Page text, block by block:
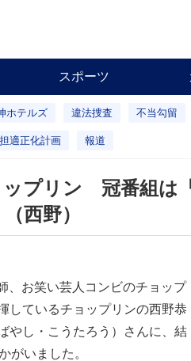
スポーツ
ホテルズ 違法捜査 不当勾留
適正化計画 報道
プリン 冠番組は
西野）
、お笑い芸人コンビのチョップ
しているチョップリンの西野恭
やし・こうたろう）さんに、結
がいました。